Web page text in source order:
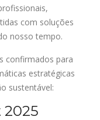
com soluções
nosso tempo.
confirmados para
estratégicas
sustentável:
2025